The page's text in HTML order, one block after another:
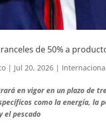
de 50% a
| Jul 20, 2026 |
en vigor en un plazo de
como la energía, la
el pescado